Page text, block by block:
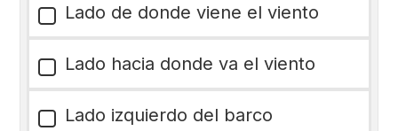
Lado de donde viene el viento
Lado hacia donde va el viento
Lado izquierdo del barco